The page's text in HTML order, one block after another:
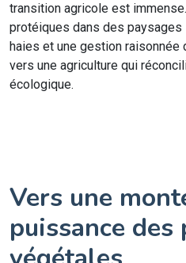
transition agricole est
protéiques dans des paysages
haies et une gestion raisonnée
vers une agriculture qui
écologique.
Vers une
puissance des